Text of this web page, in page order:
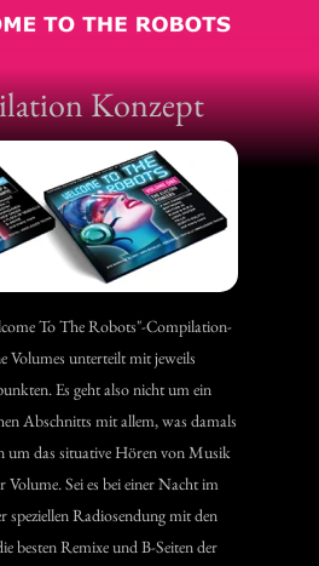
Konzept
To The Robots"-Compilation-
Volumes unterteilt mit jeweils
Es geht also nicht um ein
Abschnitts mit allem, was damals
um das situative Hören von Musik
Volume. Sei es bei einer Nacht im
speziellen Radiosendung mit den
besten Remixe und B-Seiten der